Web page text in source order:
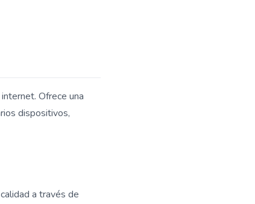
Ofrece una
dispositivos,
a través de